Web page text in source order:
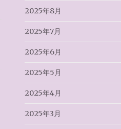
2025年8月
2025年7月
2025年6月
2025年5月
2025年4月
2025年3月